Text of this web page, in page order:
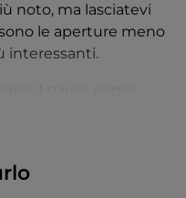
noto, ma lasciatevi
le aperture meno
interessanti.
fretta, seguendo le vie
si allunga lungo